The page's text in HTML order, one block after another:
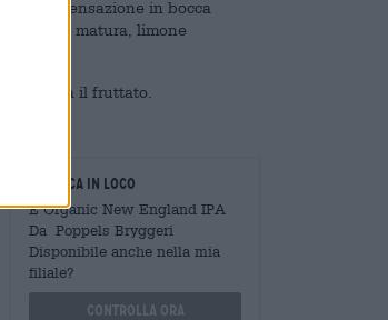
una sensazione in bocca
di frutta matura, limone
chi ama il fruttato.
Verifica in loco
È Organic New England IPA
Da Poppels Bryggeri
Disponibile anche nella mia
filiale?
Controlla ora